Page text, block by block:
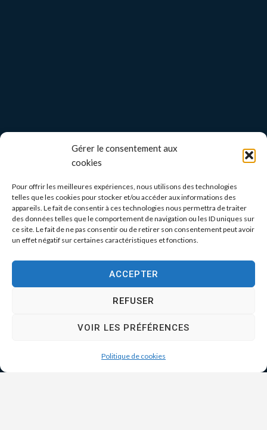
Gérer le consentement aux
cookies
Pour offrir les meilleures expériences, nous utilisons des technologies
telles que les cookies pour stocker et/ou accéder aux informations des
appareils. Le fait de consentir à ces technologies nous permettra de traiter
des données telles que le comportement de navigation ou les ID uniques sur
ce site. Le fait de ne pas consentir ou de retirer son consentement peut avoir
un effet négatif sur certaines caractéristiques et fonctions.
ACCEPTER
REFUSER
VOIR LES PRÉFÉRENCES
Politique de cookies